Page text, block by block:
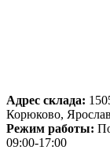
Адрес склада:
Корюково,
Режим работы:
09:00-17:00